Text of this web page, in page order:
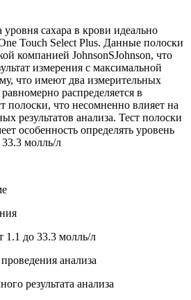
сахара в крови идеально
Touch Select Plus. Данные полоски
компанией JohnsonSJohnson, что
измерения с максимальной
что имеют два измерительных
распределяется в
полоски, что несомненно влияет на
результатов анализа. Тест полоски
особенность определять уровень
33.3 молль/л
1.1 до 33.3 молль/л
анализа
результата анализа